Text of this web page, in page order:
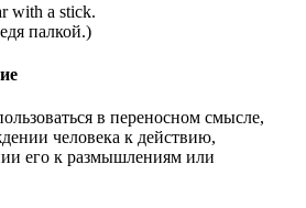
with a stick.
палкой.)
в переносном смысле,
человека к действию,
его к размышлениям или